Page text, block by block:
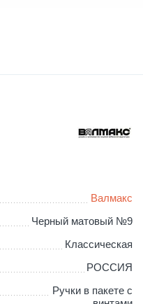
Валмакс
Черный матовый №9
Классическая
РОССИЯ
Ручки в пакете с